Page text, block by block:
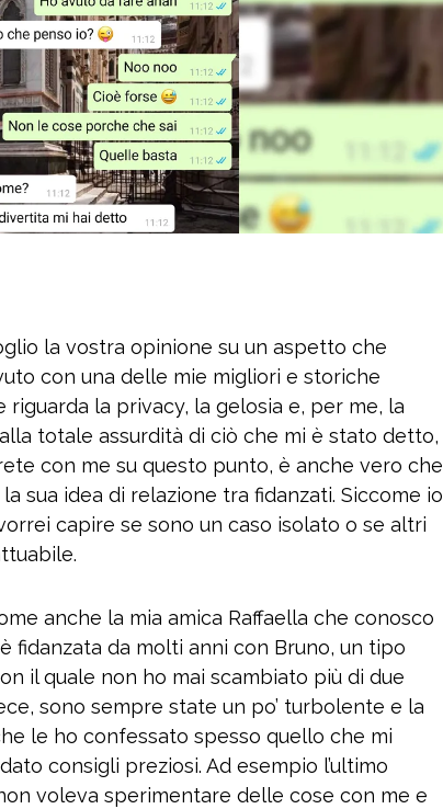
la vostra opinione su un aspetto che
con una delle mie migliori e storiche
riguarda la privacy, la gelosia e, per me, la
totale assurdità di ciò che mi è stato detto,
con me su questo punto, è anche vero che
sua idea di relazione tra fidanzati. Siccome io
capire se sono un caso isolato o se altri
anche la mia amica Raffaella che conosco
fidanzata da molti anni con Bruno, un tipo
il quale non ho mai scambiato più di due
sono sempre state un po’ turbolente e la
le ho confessato spesso quello che mi
consigli preziosi. Ad esempio l’ultimo
voleva sperimentare delle cose con me e